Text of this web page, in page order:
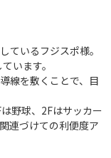
ているフジスポ様。
います。
線を敷くことで、目
野球、2Fはサッカー
連づけての利便度ア